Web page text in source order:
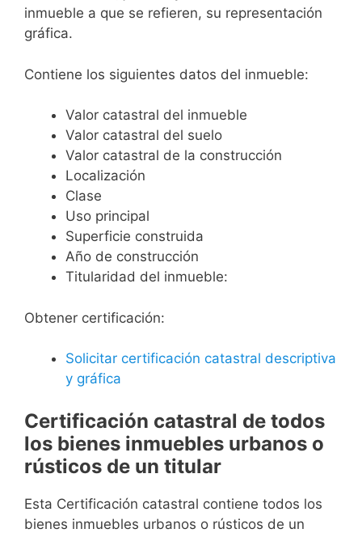
inmueble a que se refieren, su representación
gráfica.
Contiene los siguientes datos del inmueble:
Valor catastral del inmueble
Valor catastral del suelo
Valor catastral de la construcción
Localización
Clase
Uso principal
Superficie construida
Año de construcción
Titularidad del inmueble:
Obtener certificación:
Solicitar certificación catastral descriptiva
y gráfica
Certificación catastral de todos
los bienes inmuebles urbanos o
rústicos de un titular
Esta Certificación catastral contiene todos los
bienes inmuebles urbanos o rústicos de un